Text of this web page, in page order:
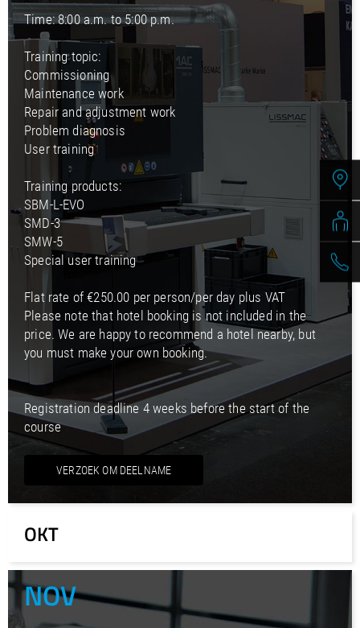
Time: 8:00 a.m. to 5:00 p.m.
Training topic:
Commissioning
Maintenance work
Repair and adjustment work
Problem diagnosis
User training
Training products:
SBM-L-EVO
SMD-3
SMW-5
Special user training
Flat rate of €250.00 per person/per day plus VAT
Please note that hotel booking is not included in the
price. We are happy to recommend a hotel nearby, but
you must make your own booking.
Registration deadline 4 weeks before the start of the
course
VERZOEK OM DEELNAME
OKT
NOV